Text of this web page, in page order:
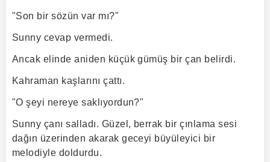
"Son bir sözün var mı?"
Sunny cevap vermedi.
Ancak elinde aniden küçük gümüş bir çan belirdi.
Kahraman kaşlarını çattı.
"O şeyi nereye saklıyordun?"
Sunny çanı salladı. Güzel, berrak bir çınlama sesi
dağın üzerinden akarak geceyi büyüleyici bir
melodiyle doldurdu.